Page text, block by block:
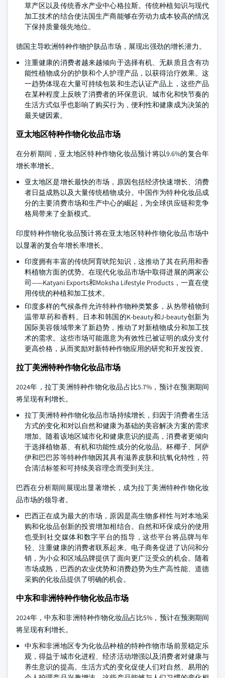
草产区以及传统香水产业中心格拉斯。传统种植知识与现代
加工技术的结合使法国生产商能够在劳动力成本较高的情况
下保持质量领先地位。
德国主导欧洲特种作物护肤品市场，展现出强劲的增长潜力。
注重健康的消费者越来越倾向于选择有机、无麸质且含有功
能性植物成分的护肤和个人护理产品，以获得治疗效果。这
一趋势体现在大量可持续包装和生态认证产品上，这些产品
在某种程度上反映了消费者的环保意识。城市化和快节奏的
生活方式似乎也影响了购买行为，便利性和健康成为决策的
最关键因素。
亚太地区特种作物化妆品市场
在分析期间，亚太地区特种作物化妆品预计将以9.6%的复合年
增长率增长。
亚太地区是增长最快的市场，原因包括经济快速增长、消费
者日益成熟以及大量传统植物成分。中国作为特种化妆品成
分的主要消费市场和生产中心的崛起，为全球供应链和竞争
格局带来了全新模式。
印度特种作物化妆品预计将在亚太地区特种作物化妆品市场中
以显著的复合年增长率增长。
印度拥有丰富的传统阿育吠陀知识，这推动了其在药用和香
料植物方面的优势。在现代化妆品市场中取得进展的两家公
司——Katyani Exports和Moksha Lifestyle Products，一直在使
用传统的种植和加工技术。
印度多样的气候条件允许特种作物种类繁多，从热带植物到
温带草药和香料。日本和韩国的K-beauty和J-beauty创新为
国际美容领域带来了新趋势，推动了对新植物成分和加工技
术的需求。这些市场可能愿意为有效性已被证明的成分支付
更高价格，从而奖励对新特种作物应用的研究和开发投资。
拉丁美洲特种作物化妆品市场
2024年，拉丁美洲特种作物化妆品占比5.7%，预计在预测期间
将呈现有利增长。
拉丁美洲特种作物化妆品市场持续增长，归因于消费者生活
方式的变化和对以自然和健康为基础的美容解决方案的需求
增加。随着该地区城市化和健康意识的提高，消费者更倾向
于选择植物基、有机和功能性成分的化妆品。杯椰子、阿萨
伊和巴巴苏等特种作物因其具有滋养皮肤和抗氧化特性，符
合清洁标签和可持续美容理念而受到关注。
巴西在分析期间展现出显著增长，成为拉丁美洲特种作物化妆
品市场的领导者。
巴西正在成为最大的市场，原因是高生物多样性与对本地采
购和化妆品创新的投资增加相结合。自然和环保成分的使用
也受到社交媒体和数字平台的指导，这些平台将品牌与年
轻、注重健康的消费者联系起来。电子商务促进了访问和分
销，为小众和区域品牌提供了面向更广泛受众的机会。随着
市场成熟，巴西的农业优势和消费趋势为生产高性能、道德
采购的化妆品提供了明确的机会。
中东和非洲特种作物化妆品市场
2024年，中东和非洲特种作物化妆品占比5%，预计在预测期间
将呈现有利增长。
中东和非洲地区专为化妆品种植的特种作物市场前景稳定乐
观，得益于城市化进程、经济活动增强以及消费者对健康与
养生意识的提高。生活方式的变化促使人们对自然、易用的